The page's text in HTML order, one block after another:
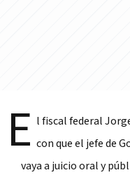
E l fiscal federal
con que el jefe de
vaya a juicio oral y